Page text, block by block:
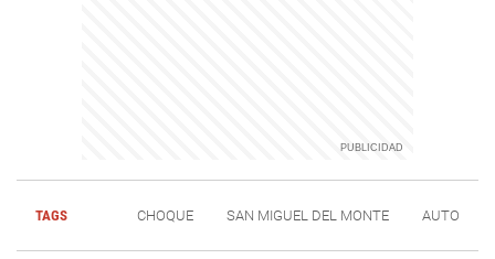
TAGS CHOQUE SAN MIGUEL DEL MONTE AUTO